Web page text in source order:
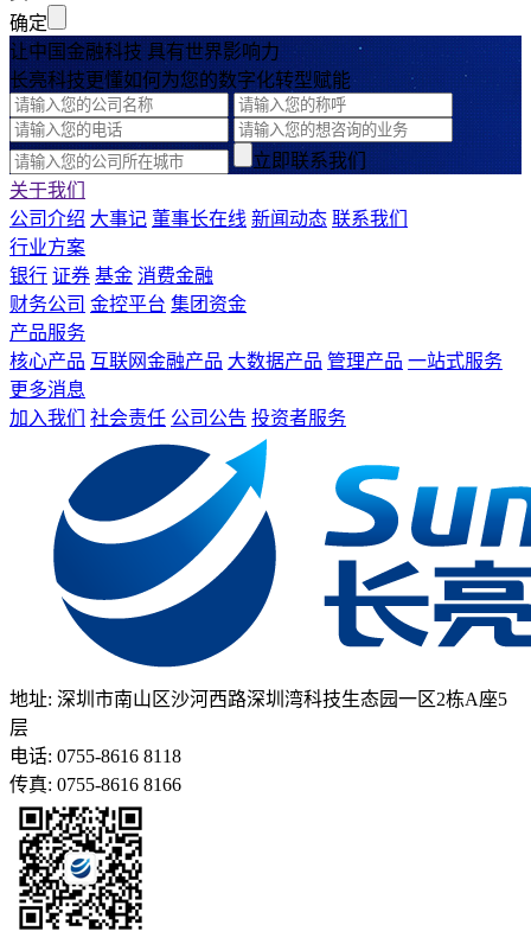
确定
让中国金融科技 具有世界影响力
长亮科技更懂如何为您的数字化转型赋能
立即联系我们
关于我们
公司介绍 大事记 董事长在线 新闻动态 联系我们
行业方案
银行 证券 基金 消费金融
财务公司 金控平台 集团资金
产品服务
核心产品 互联网金融产品 大数据产品 管理产品 一站式服务
更多消息
加入我们
社会责任 公司公告 投资者服务
地址: 深圳市南山区沙河西路深圳湾科技生态园一区2栋A座5
层
电话: 0755-8616 8118
传真: 0755-8616 8166